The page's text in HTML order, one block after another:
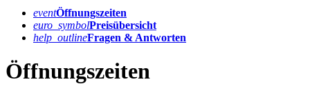
eventÖffnungs­zeiten
euro_symbolPreis­übersicht
help_outlineFragen & Antworten
Öffnungszeiten